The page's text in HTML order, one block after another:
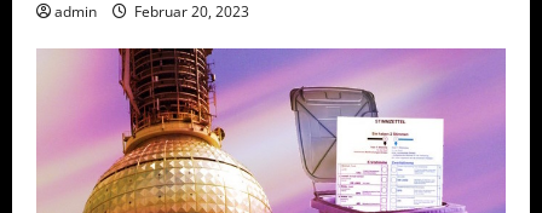
admin Februar 20, 2023